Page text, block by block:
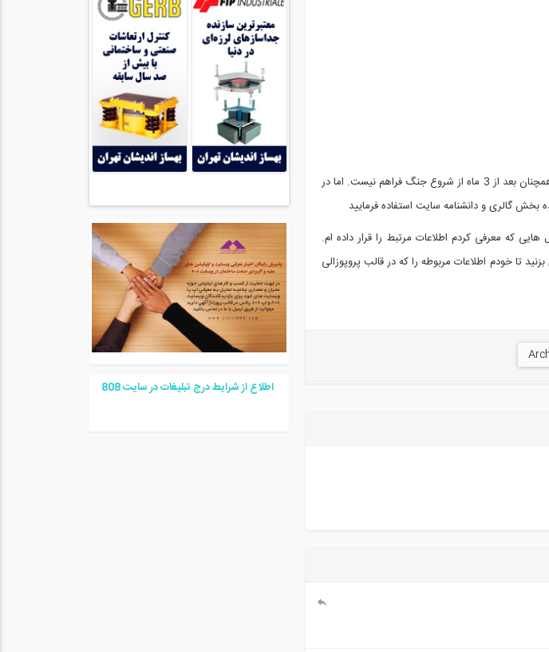
ضمنا فعلا به دلیل قرار داشتن سرور سایت 808 در خارج از ایران امکان خرید از بخش فروشگاه سایت همچنان بعد از 3 ماه از شروع جنگ فراهم نیست. اما در
808 هستم که در آن در گروه و کانال هایی که معرفی کردم اطلاعات مرتبط را قرار داده ام.
کافیست به همین ایمیل ریپلای بزنید تا خودم اطلاعات مربوطه را که در قالب پروپوزالی
اطلاع از شرایط درج تبلیغات در سایت 808